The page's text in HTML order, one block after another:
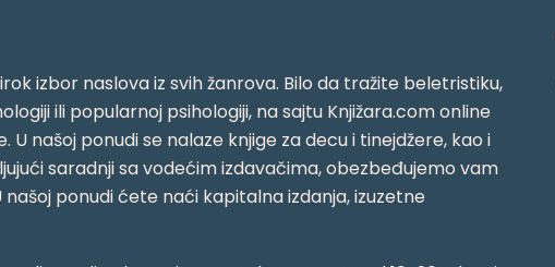
izbor naslova iz svih žanrova. Bilo da tražite beletristiku,
ili popularnoj psihologiji, na sajtu Knjižara.com online
našoj ponudi se nalaze knjige za decu i tinejdžere, kao i
saradnji sa vodećim izdavačima, obezbeđujemo vam
ponudi ćete naći kapitalna izdanja, izuzetne